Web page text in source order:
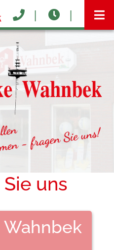
Uhr - 12.30 Uhr
Uhr - 18.30 Uhr
Uhr - 12.30 Uhr
uns